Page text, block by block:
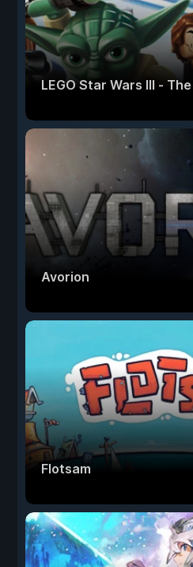
LEGO Star Wars III -
Avorion
Flotsam